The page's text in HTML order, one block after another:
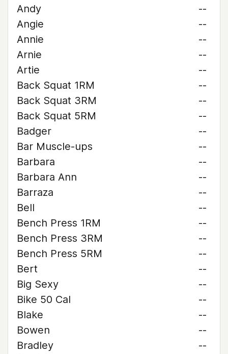
Andy
--
Angie
--
Annie
--
Arnie
--
Artie
--
Back Squat 1RM
--
Back Squat 3RM
--
Back Squat 5RM
--
Badger
--
Bar Muscle-ups
--
Barbara
--
Barbara Ann
--
Barraza
--
Bell
--
Bench Press 1RM
--
Bench Press 3RM
--
Bench Press 5RM
--
Bert
--
Big Sexy
--
Bike 50 Cal
--
Blake
--
Bowen
--
Bradley
--